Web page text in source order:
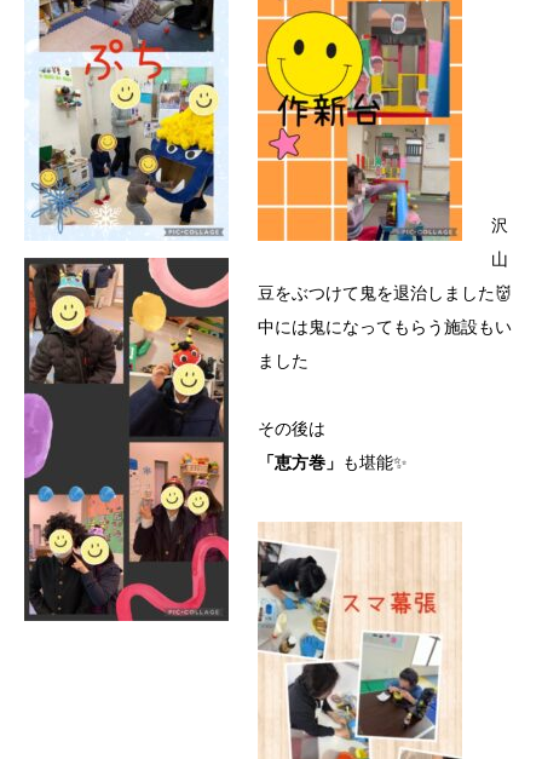
沢
山
豆をぶつけて鬼を退治しました👹
中には鬼になってもらう施設もい
ました
その後は
「恵方巻」 も堪能✨